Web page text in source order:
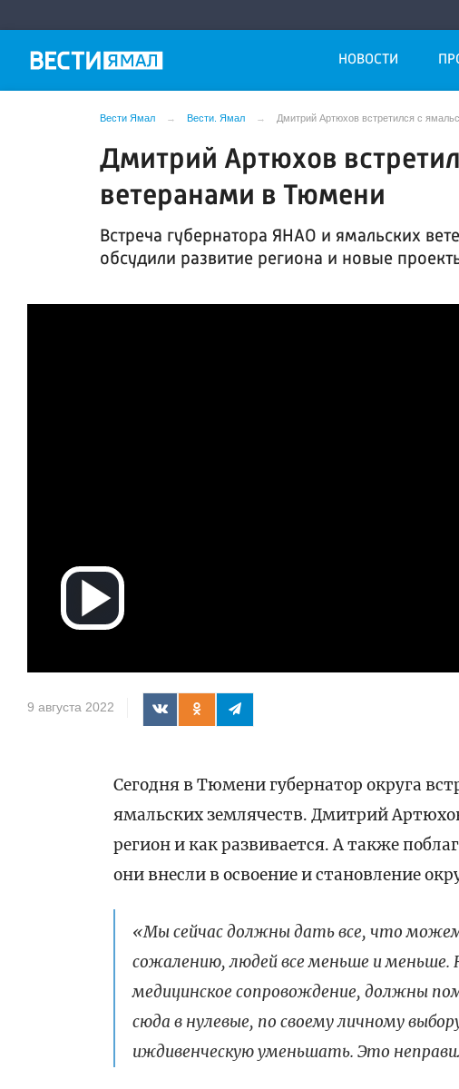
НОВОСТИ
Вести Ямал Вести. Ямал Дмитрий Артюхов встретился с
Дмитрий Артюхов
ветеранами в Тюмени
Встреча губернатора ЯНАО и ямальских
обсудили развитие региона и новые
видео
9 августа 2022
Сегодня в Тюмени губернатор округа
ямальских землячеств. Дмитрий
регион и как развивается. А также
они внесли в освоение и становление
«Мы сейчас должны дать все, что
сожалению, людей все меньше и
медицинское сопровождение, должны
сюда в нулевые, по своему личному
иждивенческую уменьшать. Это